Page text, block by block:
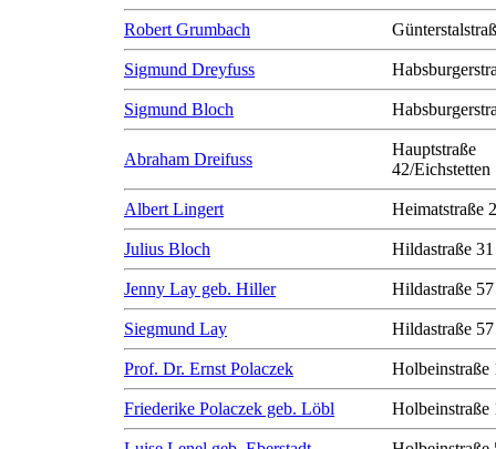
Robert Grumbach
Sigmund Dreyfuss
Sigmund Bloch
Abraham Dreifuss
Hauptstraße
42/Eichstetten
Albert Lingert Heimatstraße 2
Julius Bloch Hildastraße 31
Jenny Lay geb. Hiller Hildastraße 57
Siegmund Lay Hildastraße 57
Prof. Dr. Ernst Polaczek Holbeinstraße
Friederike Polaczek geb. Löbl Holbeinstraße